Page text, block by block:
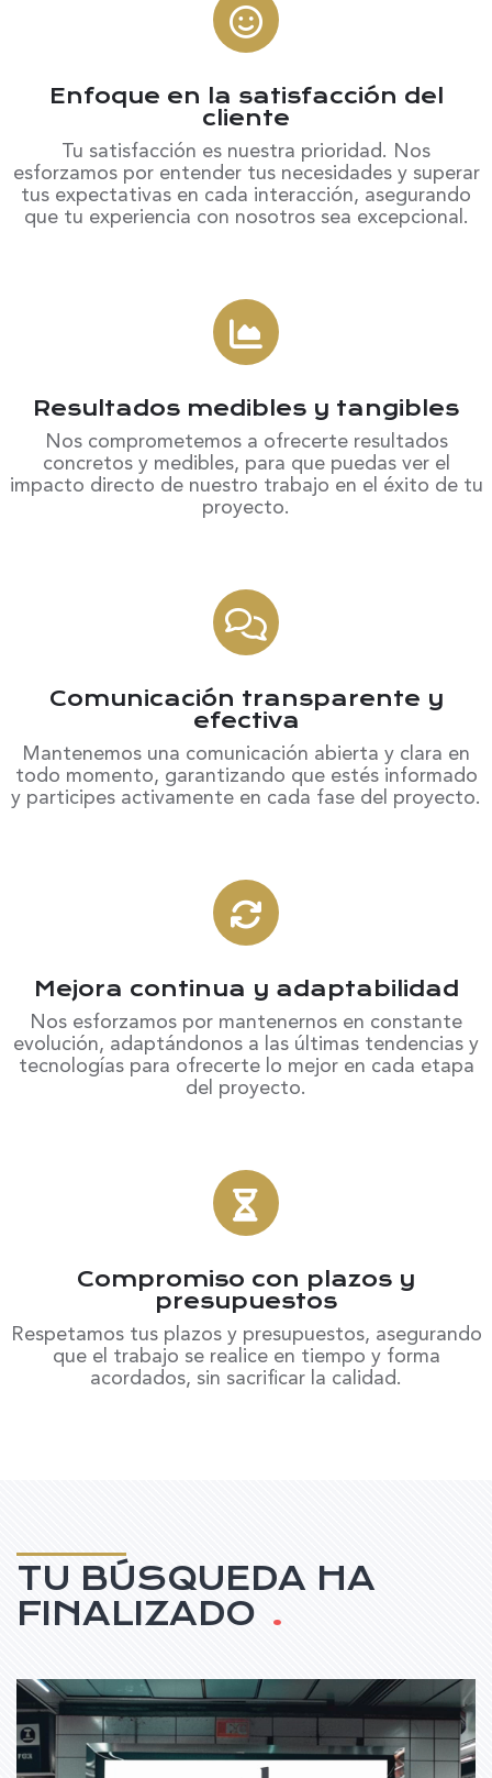
2
Enfoque en la satisfacción del
cliente
Tu satisfacción es nuestra prioridad. Nos
esforzamos por entender tus necesidades y superar
tus expectativas en cada interacción, asegurando
que tu experiencia con nosotros sea excepcional.
3
Resultados medibles y tangibles
Nos comprometemos a ofrecerte resultados
concretos y medibles, para que puedas ver el
impacto directo de nuestro trabajo en el éxito de tu
proyecto.
4
Comunicación transparente y
efectiva
Mantenemos una comunicación abierta y clara en
todo momento, garantizando que estés informado
y participes activamente en cada fase del proyecto.
5
Mejora continua y adaptabilidad
Nos esforzamos por mantenernos en constante
evolución, adaptándonos a las últimas tendencias y
tecnologías para ofrecerte lo mejor en cada etapa
del proyecto.
6
Compromiso con plazos y
presupuestos
Respetamos tus plazos y presupuestos, asegurando
que el trabajo se realice en tiempo y forma
acordados, sin sacrificar la calidad.
TU BÚSQUEDA HA
FINALIZADO .